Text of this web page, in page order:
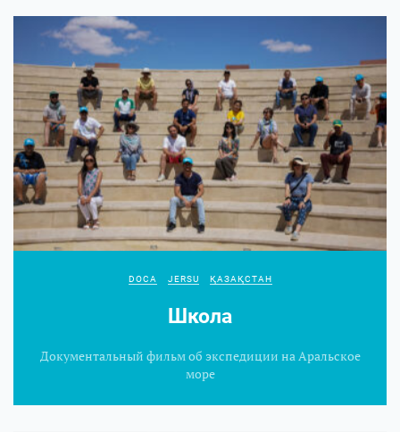
DOCA JERSU ҚАЗАҚСТАН
Школа
Документальный фильм об экспедиции на Аральское
море